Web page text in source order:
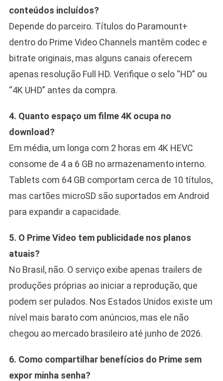
conteúdos incluídos?
Depende do parceiro. Títulos do Paramount+
dentro do Prime Video Channels mantêm codec e
bitrate originais, mas alguns canais oferecem
apenas resolução Full HD. Verifique o selo “HD” ou
“4K UHD” antes da compra.
4. Quanto espaço um filme 4K ocupa no
download?
Em média, um longa com 2 horas em 4K HEVC
consome de 4 a 6 GB no armazenamento interno.
Tablets com 64 GB comportam cerca de 10 títulos,
mas cartões microSD são suportados em Android
para expandir a capacidade.
5. O Prime Video tem publicidade nos planos
atuais?
No Brasil, não. O serviço exibe apenas trailers de
produções próprias ao iniciar a reprodução, que
podem ser pulados. Nos Estados Unidos existe um
nível mais barato com anúncios, mas ele não
chegou ao mercado brasileiro até junho de 2026.
6. Como compartilhar benefícios do Prime sem
expor minha senha?